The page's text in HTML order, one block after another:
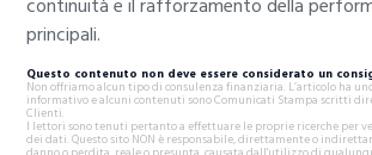
continuità e il rafforzamento della
principali.
Questo contenuto non deve essere considerato un
Non offriamo alcun tipo di consulenza finanziaria. L’articolo ha
informativo e alcuni contenuti sono Comunicati Stampa scritti
Clienti.
I lettori sono tenuti pertanto a effettuare le proprie ricerche per
dei dati. Questo sito NON è responsabile, direttamente o